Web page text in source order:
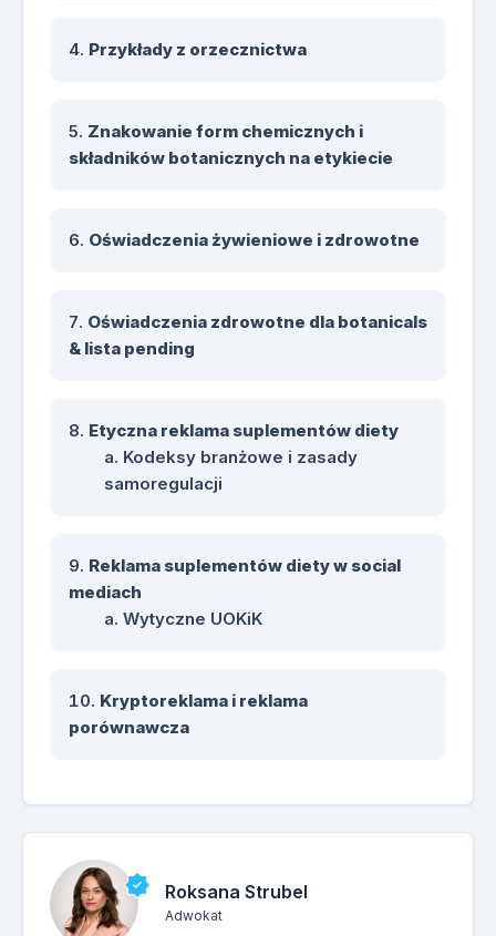
Przykłady z orzecznictwa
Znakowanie form chemicznych i
składników botanicznych na etykiecie
Oświadczenia żywieniowe i zdrowotne
Oświadczenia zdrowotne dla botanicals
& lista pending
Etyczna reklama suplementów diety
Kodeksy branżowe i zasady
samoregulacji
Reklama suplementów diety w social
mediach
Wytyczne UOKiK
Kryptoreklama i reklama
porównawcza
Roksana Strubel
Adwokat